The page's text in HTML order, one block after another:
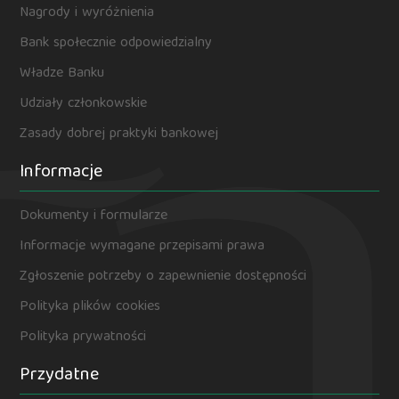
Nagrody i wyróżnienia
Bank społecznie odpowiedzialny
Władze Banku
Udziały członkowskie
Zasady dobrej praktyki bankowej
Informacje
Dokumenty i formularze
Informacje wymagane przepisami prawa
Zgłoszenie potrzeby o zapewnienie dostępności
Polityka plików cookies
Polityka prywatności
Przydatne